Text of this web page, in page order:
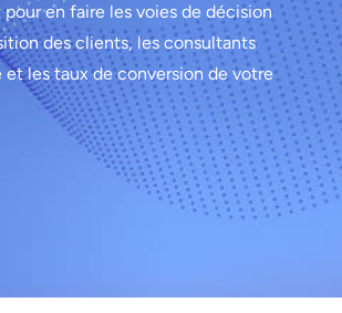
en faire les voies de décision
des clients, les consultants
les taux de conversion de votre